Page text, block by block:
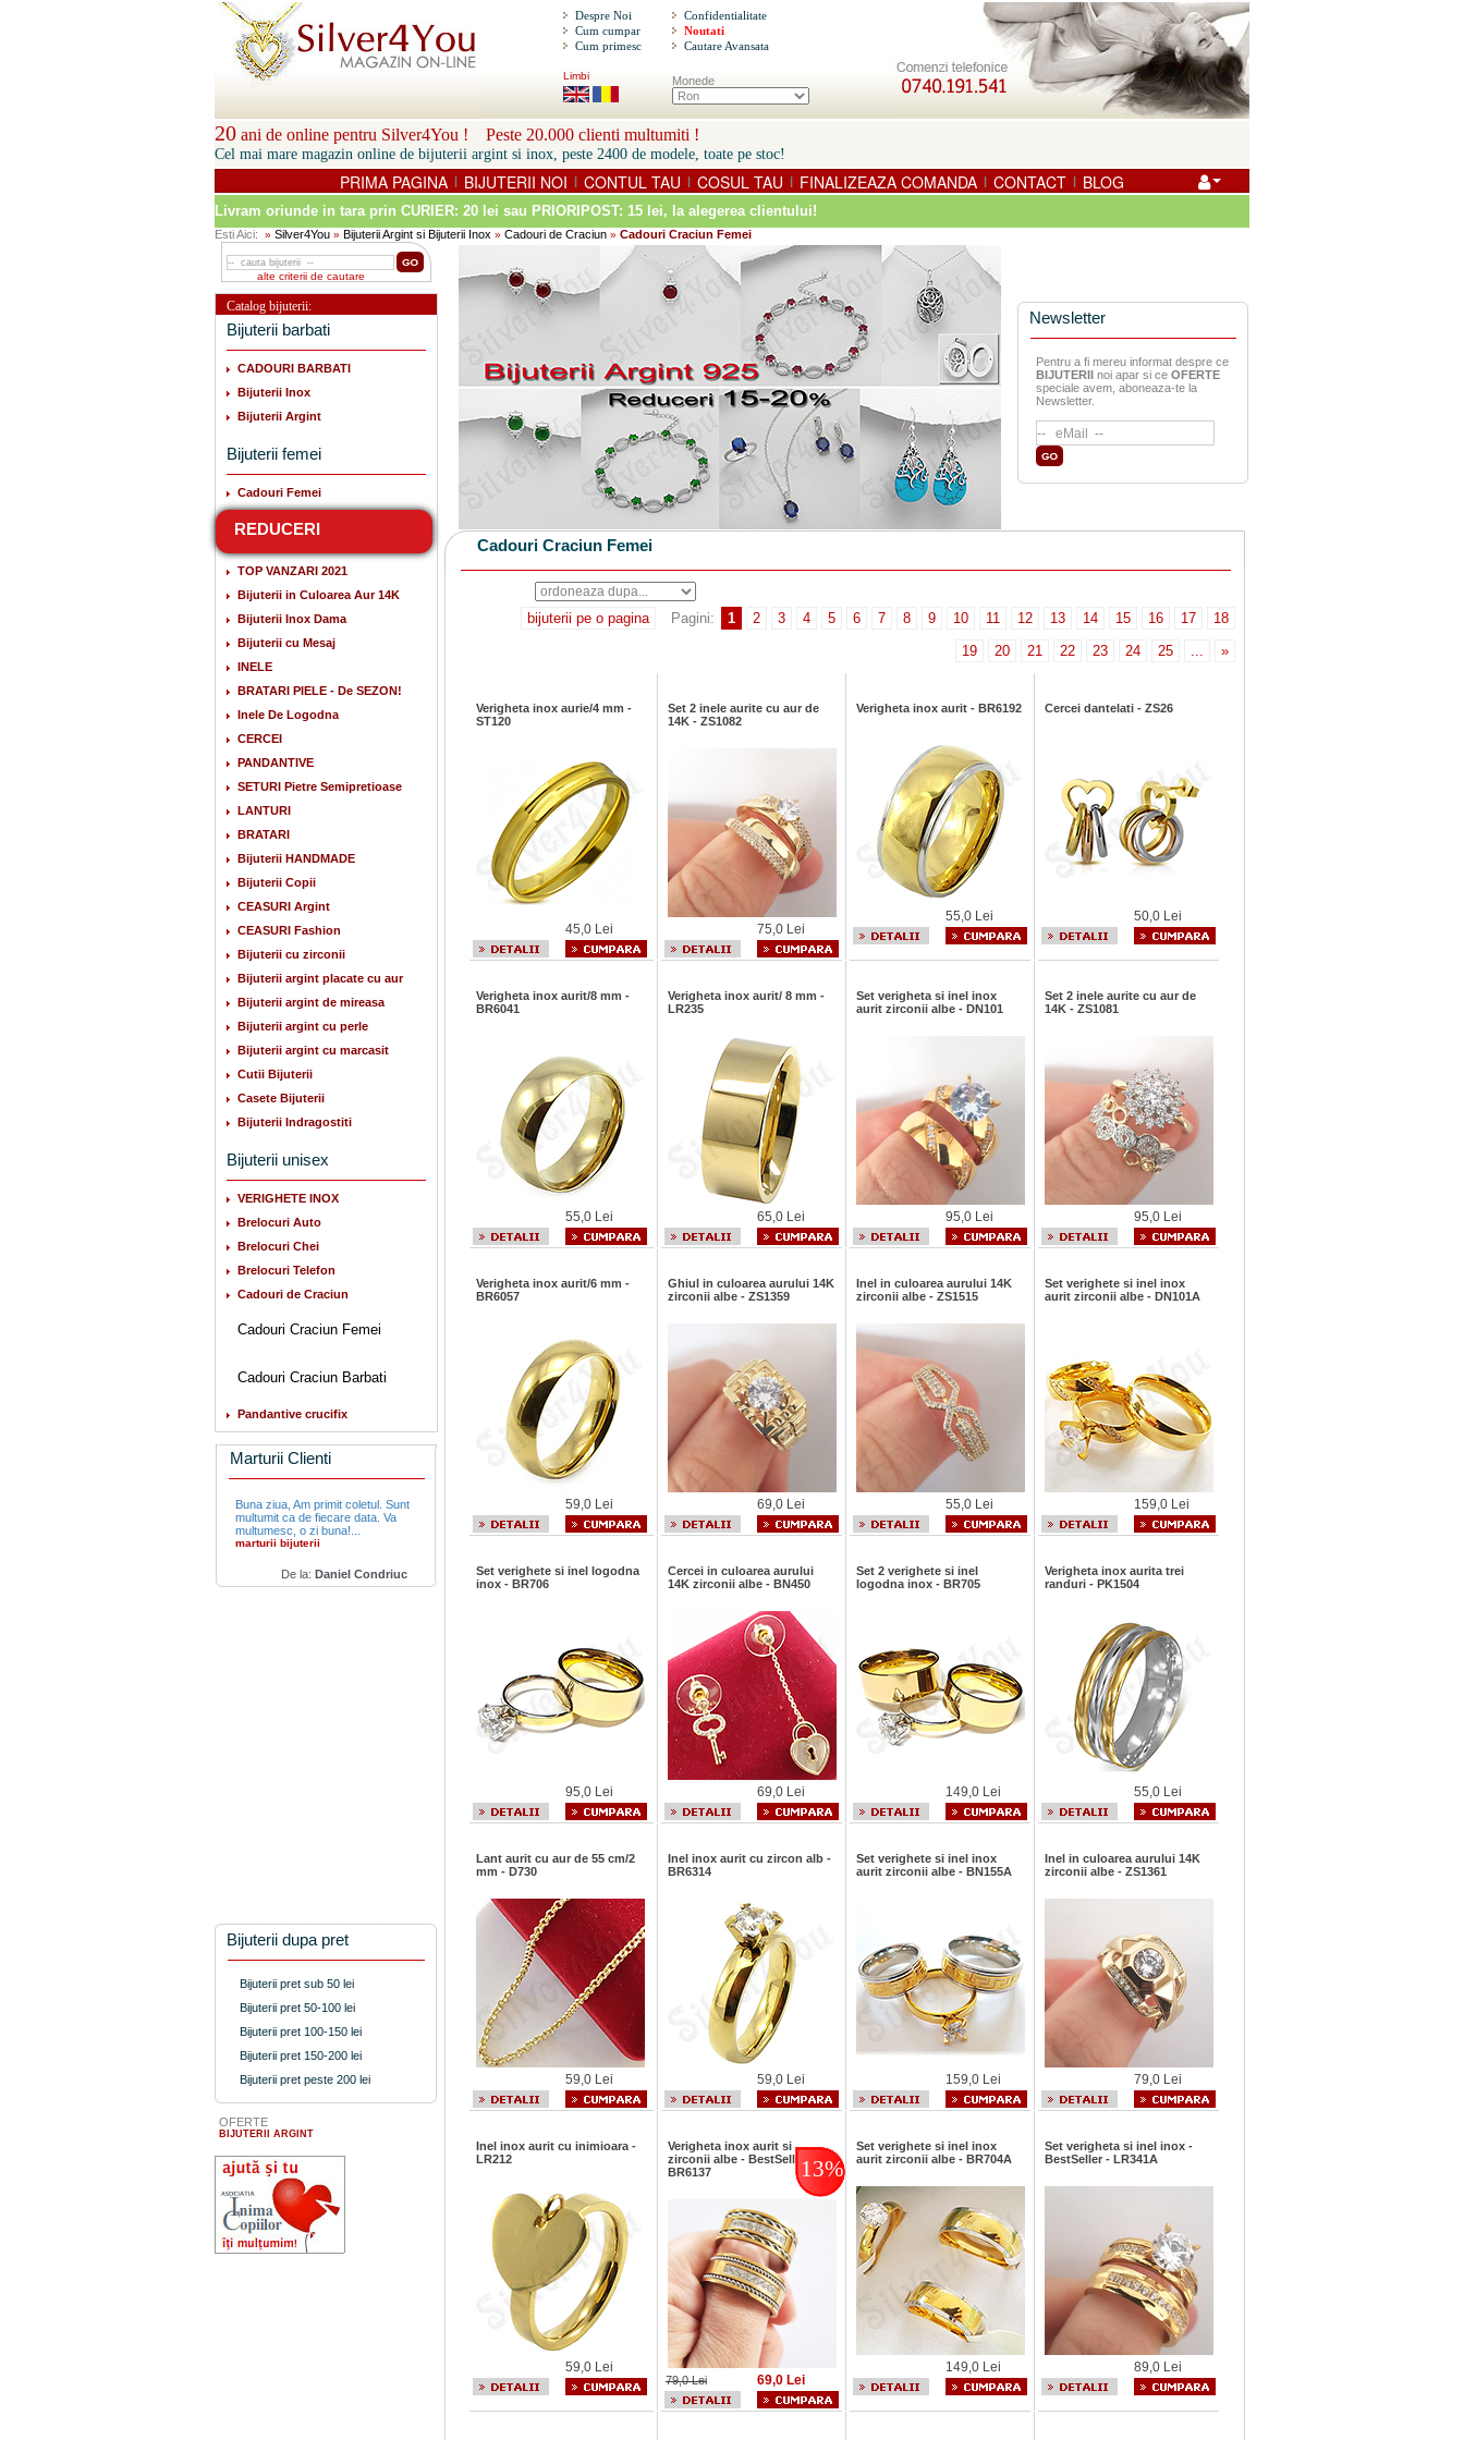
Despre Noi
Cum cumpar
Cum primesc
Confidentialitate
Noutati
Cautare Avansata
Limbi Monede
20 ani de online pentru Silver4You ! Peste 20.000 clienti multumiti !
Cel mai mare magazin online de bijuterii argint si inox, peste 2400 de modele, toate pe stoc!
PRIMA PAGINA | BIJUTERII NOI | CONTUL TAU | COSUL TAU | FINALIZEAZA COMANDA | CONTACT | BLOG
Livram oriunde in tara prin CURIER: 20 lei sau PRIORIPOST: 15 lei, la alegerea clientului!
Esti Aici: » Silver4You » Bijuterii Argint si Bijuterii Inox » Cadouri de Craciun » Cadouri Craciun Femei
alte criterii de cautare
Catalog bijuterii:
Bijuterii barbati
CADOURI BARBATI
Bijuterii Inox
Bijuterii Argint
Bijuterii femei
Cadouri Femei
REDUCERI
TOP VANZARI 2021
Bijuterii in Culoarea Aur 14K
Bijuterii Inox Dama
Bijuterii cu Mesaj
INELE
BRATARI PIELE - De SEZON!
Inele De Logodna
CERCEI
PANDANTIVE
SETURI Pietre Semipretioase
LANTURI
BRATARI
Bijuterii HANDMADE
Bijuterii Copii
CEASURI Argint
CEASURI Fashion
Bijuterii cu zirconii
Bijuterii argint placate cu aur
Bijuterii argint de mireasa
Bijuterii argint cu perle
Bijuterii argint cu marcasit
Cutii Bijuterii
Casete Bijuterii
Bijuterii Indragostiti
Bijuterii unisex
VERIGHETE INOX
Brelocuri Auto
Brelocuri Chei
Brelocuri Telefon
Cadouri de Craciun
Cadouri Craciun Femei
Cadouri Craciun Barbati
Pandantive crucifix
Marturii Clienti
Buna ziua, Am primit coletul. Sunt
multumit ca de fiecare data. Va
multumesc, o zi buna!...
marturii bijuterii
De la: Daniel Condriuc
Bijuterii dupa pret
Bijuterii pret sub 50 lei
Bijuterii pret 50-100 lei
Bijuterii pret 100-150 lei
Bijuterii pret 150-200 lei
Bijuterii pret peste 200 lei
OFERTE
BIJUTERII ARGINT
Newsletter
Pentru a fi mereu informat despre ce
BIJUTERIInoi apar si ce OFERTE
speciale avem, aboneaza-te la
Newsletter.
Cadouri Craciun Femei
bijuterii pe o pagina Pagini: 1 2 3 4 5 6 7 8 9 10 11 12 13 14 15 16 17
18
19
20 21 22 23 24 25 ... »
Verigheta inox aurie/4 mm -
ST120
45,0 Lei
Set 2 inele aurite cu aur de
14K - ZS1082
75,0 Lei
Verigheta inox aurit - BR6192
55,0 Lei
Cercei dantelati - ZS26
50,0 Lei
Verigheta inox aurit/8 mm -
BR6041
55,0 Lei
Verigheta inox aurit/ 8 mm -
LR235
65,0 Lei
Set verigheta si inel inox
aurit zirconii albe - DN101
95,0 Lei
Set 2 inele aurite cu aur de
14K - ZS1081
95,0 Lei
Verigheta inox aurit/6 mm -
BR6057
59,0 Lei
Ghiul in culoarea aurului 14K
zirconii albe - ZS1359
69,0 Lei
Inel in culoarea aurului 14K
zirconii albe - ZS1515
55,0 Lei
Set verighete si inel inox
aurit zirconii albe - DN101A
159,0 Lei
Set verighete si inel logodna
inox - BR706
95,0 Lei
Cercei in culoarea aurului
14K zirconii albe - BN450
69,0 Lei
Set 2 verighete si inel
logodna inox - BR705
149,0 Lei
Verigheta inox aurita trei
randuri - PK1504
55,0 Lei
Lant aurit cu aur de 55 cm/2
mm - D730
59,0 Lei
Inel inox aurit cu zircon alb -
BR6314
59,0 Lei
Set verighete si inel inox
aurit zirconii albe - BN155A
159,0 Lei
Inel in culoarea aurului 14K
zirconii albe - ZS1361
79,0 Lei
Inel inox aurit cu inimioara -
LR212
59,0 Lei
Verigheta inox aurit si
zirconii albe - BestSeller -
BR6137
13%
79,0 Lei 69,0 Lei
Set verighete si inel inox
aurit zirconii albe - BR704A
149,0 Lei
Set verigheta si inel inox -
BestSeller - LR341A
89,0 Lei